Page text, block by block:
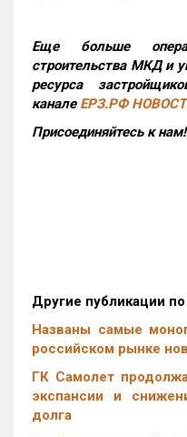
Еще больше
строительства МКД и
ресурса
канале ЕРЗ.РФ
Присоединяйтесь к нам!
Другие публикации
Названы самые
российском рынке
ГК Самолет
экспансии и
долга